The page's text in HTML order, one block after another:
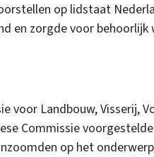
op lidstaat
en zorgde voor behoorlijk
voor Landbouw, Visserij,
Commissie
op het